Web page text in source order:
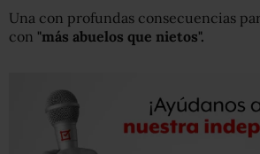
Una con profundas consecuencias
con "más abuelos que nietos".